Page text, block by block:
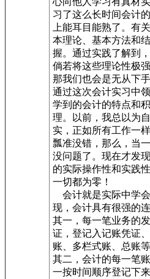
习了这么长时间会计
上能耳目能熟了。有
本理论、基本方法和
握。通过实践了解到
倘若将这些理论性极
那我们也会是无从下
通过这次会计实习中
学到的会计的特点和
理。以前，我总以为
实，正如所有工作一
瓢准没错，那么，当
没问题了。现在才发
的实际操作性和实践
一切都为零！
会计就是实际中学
现，会计具有很强的
其一，每一笔业务的
证，登记入记账凭证
账、多栏式账、总账
其二，会计的每一笔
一按时间顺序登记下